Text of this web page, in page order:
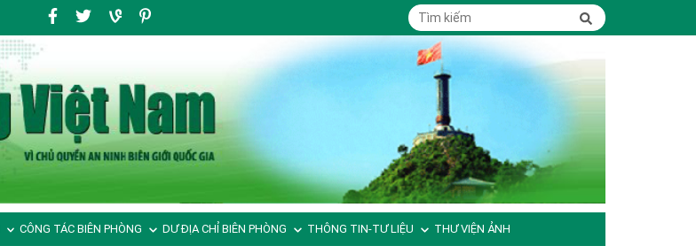
CÔNG TÁC BIÊN PHÒNG DƯ ĐỊA CHỈ BIÊN PHÒNG THÔNG TIN-TƯ LIỆU THƯ VIỆN ẢNH